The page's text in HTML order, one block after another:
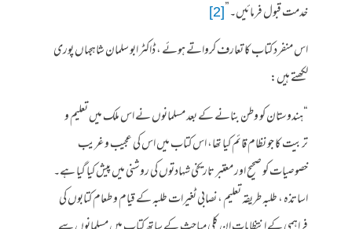
خدمت قبول فرمائیں۔” [2]
اس منفرد کتاب کا تعارف کرواتے ہوئے ، ڈاکٹر ابو سلمان شاہجہاں پوری
لکھتے ہیں:
“ہندوستان کو وطن بنانے کے بعد مسلمانوں نے اس ملک میں تعلیم و
تربیت کا جو نظام قائم کیا تھا، اس کتاب میں اس کی عجیب و غریب
خصوصیات کو صحیح اور معتبر تاریخی شہادتوں کی روشنی میں پیش کیا گیا ہے۔
اساتذہ ، طلبہ طریقہ تعلیم ، نصابی ٹغیرات طلبہ کے قیام و طعام کتابوں کی